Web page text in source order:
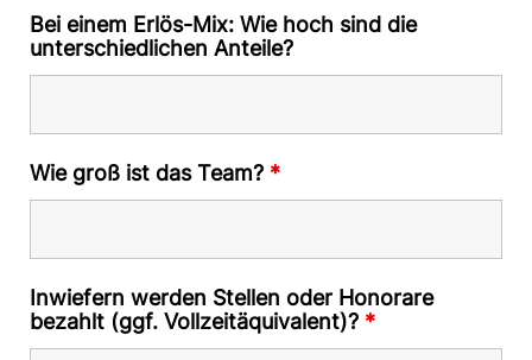
Bei einem Erlös-Mix: Wie hoch sind die
unterschiedlichen Anteile?
Wie groß ist das Team? *
Inwiefern werden Stellen oder Honorare
bezahlt (ggf. Vollzeitäquivalent)? *